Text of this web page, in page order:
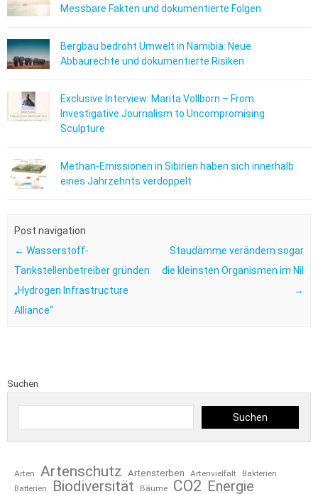
Messbare Fakten und dokumentierte Folgen
Bergbau bedroht Umwelt in Namibia: Neue
Abbaurechte und dokumentierte Risiken
Exclusive Interview: Marita Vollborn – From
Investigative Journalism to Uncompromising
Sculpture
Methan-Emissionen in Sibirien haben sich innerhalb
eines Jahrzehnts verdoppelt
Post navigation
← Wasserstoff-
Tankstellenbetreiber gründen
„Hydrogen Infrastructure
Alliance“
Staudämme verändern sogar
die kleinsten Organismen im Nil
→
Suchen
Suchen
Arten Artenschutz Artensterben Artenvielfalt
Bakterien
Batterien
Biodiversität Bäume CO2 Energie